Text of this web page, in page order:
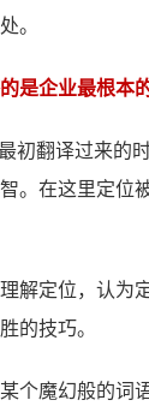
。
是企业最根本
最初翻译过来
。在这里定位
解定位，认为
的技巧。
个魔幻般的词